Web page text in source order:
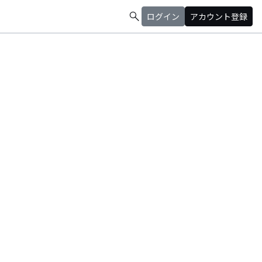
search ログイン アカウント登録